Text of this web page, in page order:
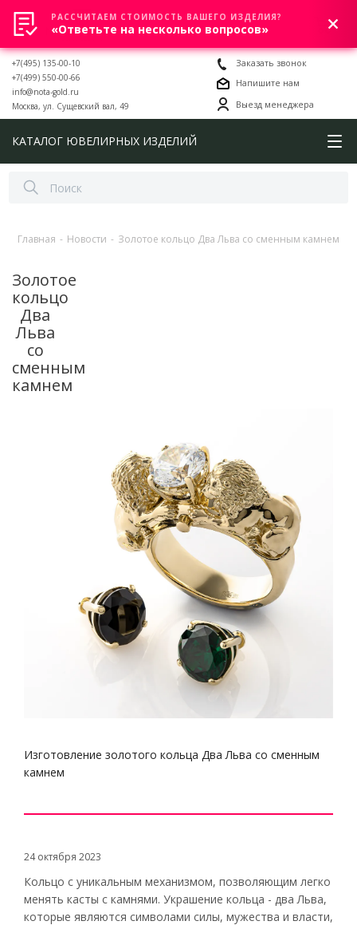
0
+7(495) 135-00-10
+7(499) 550-00-66
info@nota-gold.ru
Москва, ул. Сущевский вал, 49
Заказать звонок
Напишите нам
Выезд менеджера
КАТАЛОГ ЮВЕЛИРНЫХ ИЗДЕЛИЙ
Главная - Новости - Золотое кольцо Два Льва со сменным камнем
Золотое
кольцо
Два
Льва
со
сменным
камнем
Изготовление золотого кольца Два Льва со сменным
камнем
24 октября 2023
Кольцо с уникальным механизмом, позволяющим легко
менять касты с камнями. Украшение кольца - два Льва,
которые являются символами силы, мужества и власти,
РАССЧИТАЕМ СТОИМОСТЬ ВАШЕГО ИЗДЕЛИЯ?
«Ответьте на несколько вопросов»